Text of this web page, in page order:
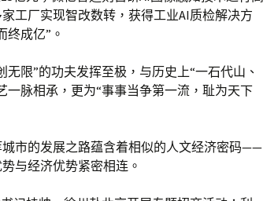
工厂实现智改数转，获得工业AI质检解决方
终成亿”。
限”的功夫发挥至极，与历史上“一石代山、
一脉相承，更为“事事当争第一流，耻为天下
市的发展之路蕴含着相似的人文经济密码——
与经济优势紧密相连。